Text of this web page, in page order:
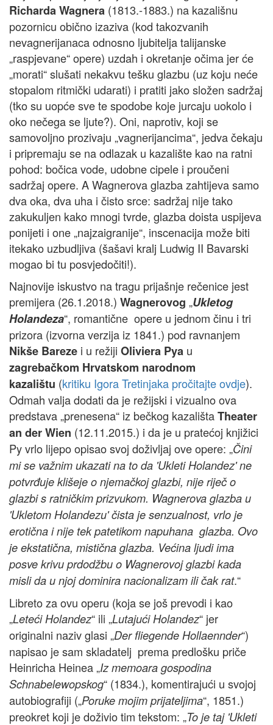
Richarda Wagnera (1813.-1883.) na kazališnu
pozornicu obično izaziva (kod takozvanih
nevagnerijanaca odnosno ljubitelja talijanske
„raspjevane“ opere) uzdah i okretanje očima jer će
„morati“ slušati nekakvu tešku glazbu (uz koju neće
stopalom ritmički udarati) i pratiti jako složen sadržaj
(tko su uopće sve te spodobe koje jurcaju uokolo i
oko nečega se ljute?). Oni, naprotiv, koji se
samovoljno prozivaju „vagnerijancima“, jedva čekaju
i pripremaju se na odlazak u kazalište kao na ratni
pohod: bočica vode, udobne cipele i proučeni
sadržaj opere. A Wagnerova glazba zahtijeva samo
dva oka, dva uha i čisto srce: sadržaj nije tako
zakukuljen kako mnogi tvrde, glazba doista uspijeva
ponijeti i one „najzaigranije“, inscenacija može biti
itekako uzbudljiva (šašavi kralj Ludwig II Bavarski
mogao bi tu posvjedočiti!).
Najnovije iskustvo na tragu prijašnje rečenice jest
premijera (26.1.2018.) Wagnerovog „Ukletog
Holandeza“, romantične opere u jednom činu i tri
prizora (izvorna verzija iz 1841.) pod ravnanjem
Nikše Bareze i u režiji Oliviera Pya u
zagrebačkom Hrvatskom narodnom
kazalištu (kritiku Igora Tretinjaka pročitajte ovdje).
Odmah valja dodati da je režijski i vizualno ova
predstava „prenesena“ iz bečkog kazalištaTheater
an der Wien (12.11.2015.) i da je u pratećoj knjižici
Py vrlo lijepo opisao svoj doživljaj ove opere: „Čini
mi se važnim ukazati na to da 'Ukleti Holandez' ne
potvrđuje klišeje o njemačkoj glazbi, nije riječ o
glazbi s ratničkim prizvukom. Wagnerova glazba u
'Ukletom Holandezu' čista je senzualnost, vrlo je
erotična i nije tek patetikom napuhana glazba. Ovo
je ekstatična, mistična glazba. Većina ljudi ima
posve krivu prdodžbu o Wagnerovoj glazbi kada
misli da u njoj dominira nacionalizam ili čak rat.“
Libreto za ovu operu (koja se još prevodi i kao
„Leteći Holandez“ ili „Lutajući Holandez“ jer
originalni naziv glasi „Der fliegende Hollaennder“)
napisao je sam skladatelj prema predlošku priče
Heinricha Heinea „Iz memoara gospodina
Schnabelewopskog“ (1834.), komentirajući u svojoj
autobiografiji („Poruke mojim prijateljima“, 1851.)
preokret koji je doživio tim tekstom: „To je taj 'Ukleti